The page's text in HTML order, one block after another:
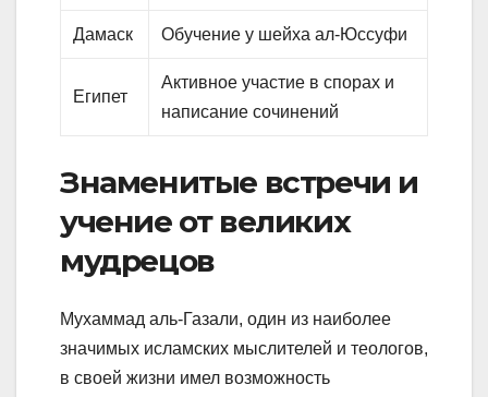
Дамаск Обучение у шейха ал-Юссуфи
Египет
Активное участие в спорах и
написание сочинений
Знаменитые встречи и
учение от великих
мудрецов
Мухаммад аль-Газали, один из наиболее
значимых исламских мыслителей и теологов,
в своей жизни имел возможность